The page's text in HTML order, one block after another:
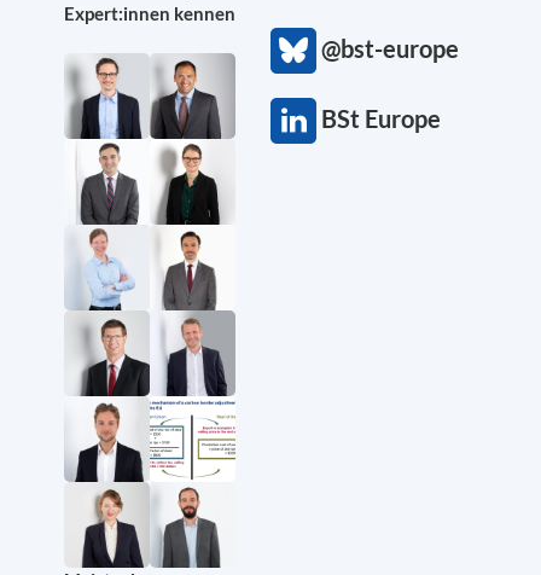
Expert:innen kennen
@bst-europe
BSt Europe